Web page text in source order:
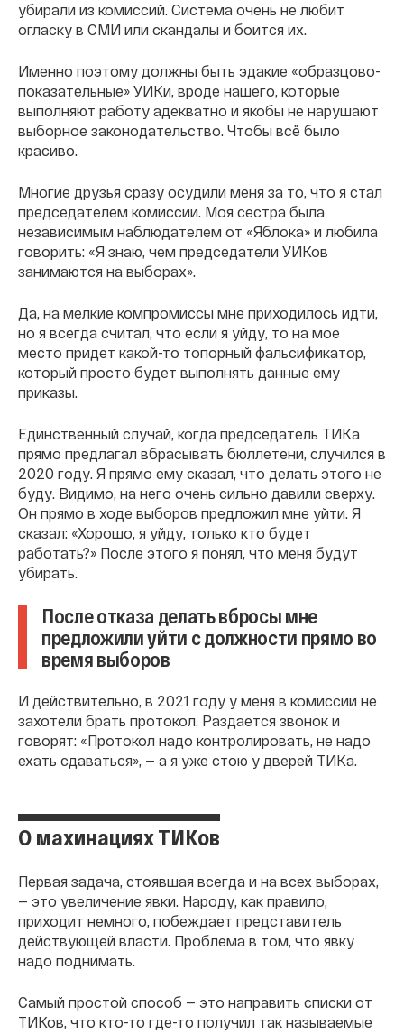
убирали из комиссий. Система очень не любит
огласку в СМИ или скандалы и боится их.
Именно поэтому должны быть эдакие «образцово-
показательные» УИКи, вроде нашего, которые
выполняют работу адекватно и якобы не нарушают
выборное законодательство. Чтобы всё было
красиво.
Многие друзья сразу осудили меня за то, что я стал
председателем комиссии. Моя сестра была
независимым наблюдателем от «Яблока» и любила
говорить: «Я знаю, чем председатели УИКов
занимаются на выборах».
Да, на мелкие компромиссы мне приходилось идти,
но я всегда считал, что если я уйду, то на мое
место придет какой-то топорный фальсификатор,
который просто будет выполнять данные ему
приказы.
Единственный случай, когда председатель ТИКа
прямо предлагал вбрасывать бюллетени, случился в
2020 году. Я прямо ему сказал, что делать этого не
буду. Видимо, на него очень сильно давили сверху.
Он прямо в ходе выборов предложил мне уйти. Я
сказал: «Хорошо, я уйду, только кто будет
работать?» После этого я понял, что меня будут
убирать.
После отказа делать вбросы мне
предложили уйти с должности прямо во
время выборов
И действительно, в 2021 году у меня в комиссии не
захотели брать протокол. Раздается звонок и
говорят: «Протокол надо контролировать, не надо
ехать сдаваться», — а я уже стою у дверей ТИКа.
О махинациях ТИКов
Первая задача, стоявшая всегда и на всех выборах,
— это увеличение явки. Народу, как правило,
приходит немного, побеждает представитель
действующей власти. Проблема в том, что явку
надо поднимать.
Самый простой способ — это направить списки от
ТИКов, что кто-то где-то получил так называемые